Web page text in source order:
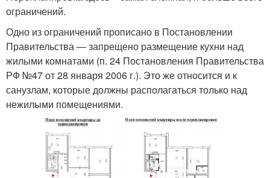
ограничений.
Одно из ограничений прописано в Постановлении
Правительства — запрещено размещение кухни над
жилыми комнатами (п. 24 Постановления Правительства
РФ №47 от 28 января 2006 г.). Это же относится и к
санузлам, которые должны располагаться только над
нежилыми помещениями.